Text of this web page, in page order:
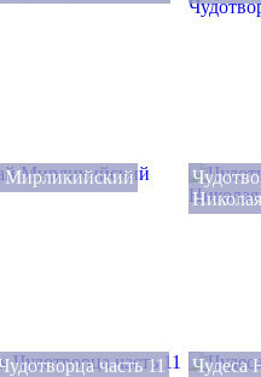
Мирликийский
часть 11 Чудеса